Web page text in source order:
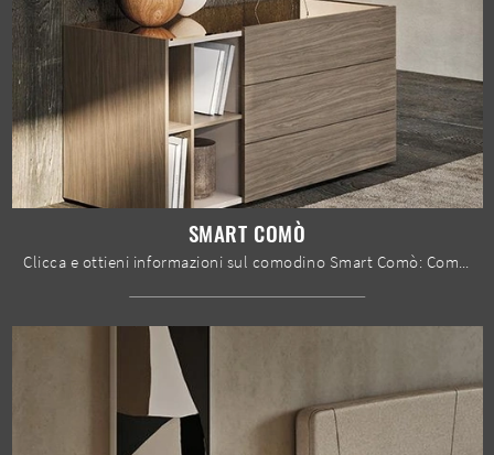
SMART COMÒ
Clicca e ottieni informazioni sul comodino Smart Comò: Comodini e cassettiere di Mobilgam sono ideali per spazi moderni.